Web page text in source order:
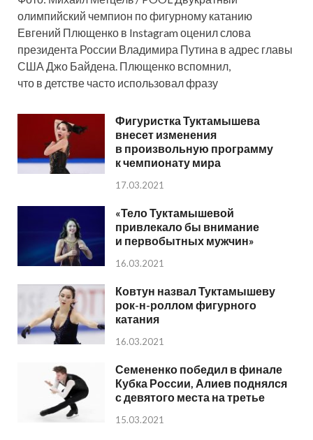
олимпийский чемпион по фигурному катанию
Евгений Плющенко в Instagram оценил слова
президента России Владимира Путина в адрес главы
США Джо Байдена. Плющенко вспомнил,
что в детстве часто использовал фразу
Фигуристка Туктамышева
внесет изменения
в произвольную программу
к чемпионату мира
17.03.2021
«Тело Туктамышевой
привлекало бы внимание
и первобытных мужчин»
16.03.2021
Ковтун назвал Туктамышеву
рок-н-роллом фигурного
катания
16.03.2021
Семененко победил в финале
Кубка России, Алиев поднялся
с девятого места на третье
15.03.2021